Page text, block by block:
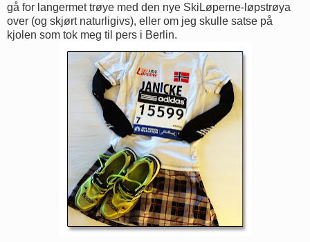
gå for langermet trøye med den nye SkiLøperne-løpstrøya
over (og skjørt naturligivs), eller om jeg skulle satse på
kjolen som tok meg til pers i Berlin.